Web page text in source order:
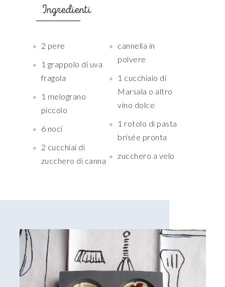
Ingredienti
2 pere
1 grappolo di uva
fragola
1 melograno
piccolo
6 noci
2 cucchiai di
zucchero di canna
cannella in
polvere
1 cucchiaio di
Marsala o altro
vino dolce
1 rotolo di pasta
brisée pronta
zucchero a velo